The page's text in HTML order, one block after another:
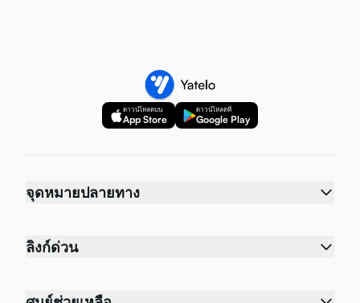
ดาวน์โหลดบน
App Store
ดาวน์โหลดที่
Google Play
จุดหมายปลายทาง
ลิงก์ด่วน